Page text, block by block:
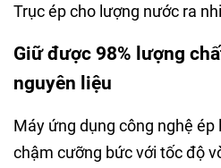
Trục ép cho lượng nước ra
Giữ được 98% lượng
nguyên liệu
Máy ứng dụng công nghệ ép
chậm cưỡng bức với tốc độ